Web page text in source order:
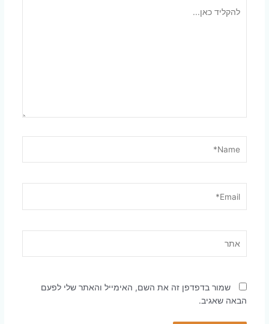
כאן...
שמור בדפדפן זה את השם, האימייל והאתר שלי לפעם
הבאה שאגיב.